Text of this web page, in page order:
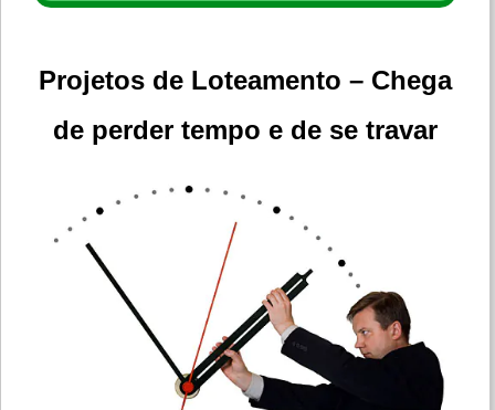
Projetos de Loteamento – Chega
de perder tempo e de se travar